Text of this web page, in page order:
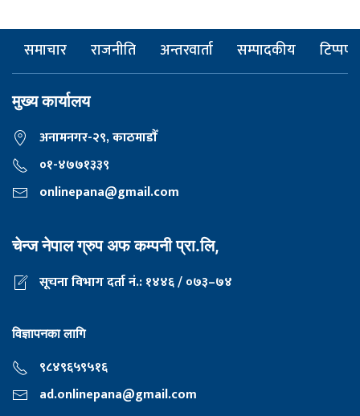
समाचार राजनीति अन्तरवार्ता सम्पादकीय टिप्पणी
मुख्य कार्यालय
अनामनगर-२९, काठमाडाैँ
०१-४७७१३३९
onlinepana@gmail.com
चेन्ज नेपाल ग्रुप अफ कम्पनी प्रा.लि,
सूचना विभाग दर्ता नं.: १४४६ / ०७३–७४
विज्ञापनका लागि
९८४९६५९५१६
ad.onlinepana@gmail.com